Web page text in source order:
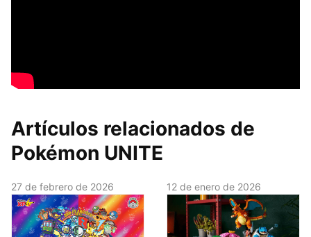
Artículos relacionados de
Pokémon UNITE
27 de febrero de 2026 12 de enero de 2026